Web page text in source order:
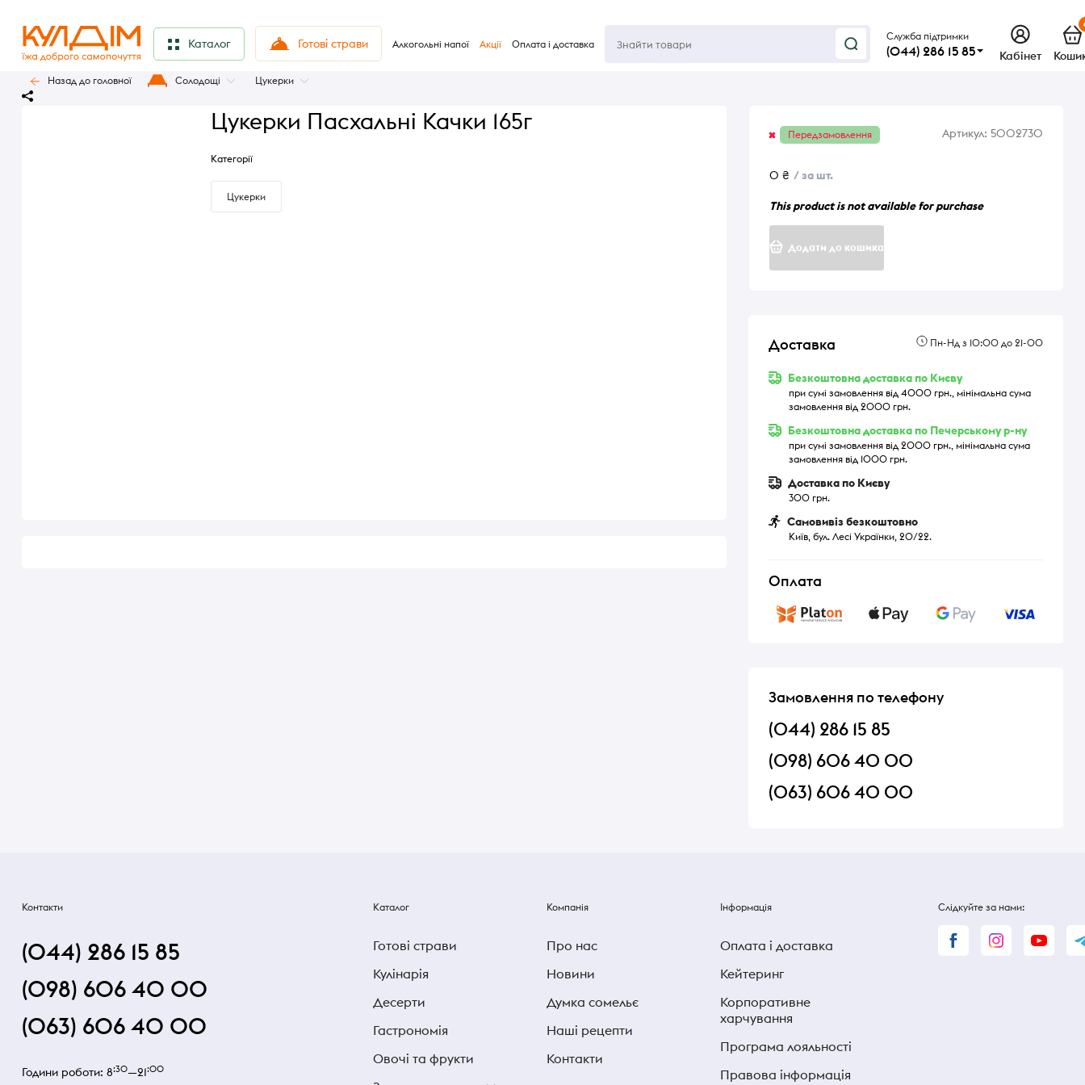
Каталог Готові страви Алкогольні напої Акції Оплата і доставка
Служба підтримки
(044) 286 15 85 Кабінет
Назад до головної Солодощі Цукерки
Цукерки Пасхальні Качки 165г
Категорії
Цукерки
Передзамовлення Артикул: 5002730
0 ₴ / за шт.
This product is not available for purchase
Додати до кошика
Доставка Пн-Нд з 10:00 до 21-00
Безкоштовна доставка по Києву
при сумі замовлення від 4000 грн., мінімальна сума
замовлення від 2000 грн.
Безкоштовна доставка по Печерському р-ну
при сумі замовлення від 2000 грн., мінімальна сума
замовлення від 1000 грн.
Доставка по Києву
300 грн.
Самовивіз безкоштовно
Київ, бул. Лесі Українки, 20/22.
Оплата
Замовлення по телефону
(044) 286 15 85
(098) 606 40 00
(063) 606 40 00
Контакти
(044) 286 15 85
(098) 606 40 00
(063) 606 40 00
Години роботи: 8:30—21:00
Каталог
Готові страви
Кулінарія
Десерти
Гастрономія
Овочі та фрукти
Компанія
Про нас
Новини
Думка сомельє
Наші рецепти
Контакти
Інформація
Оплата і доставка
Кейтеринг
Корпоративне
харчування
Програма лояльності
Правова інформація
Слідкуйте за нами: